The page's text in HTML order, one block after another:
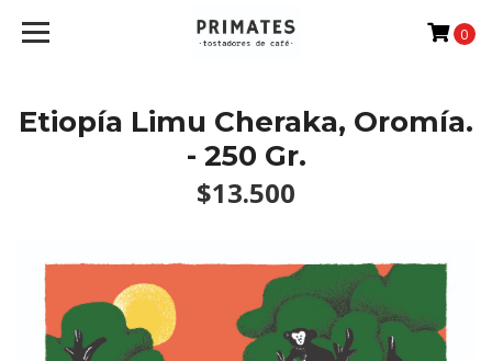
0
Etiopía Limu Cheraka, Oromía.
- 250 Gr.
$13.500